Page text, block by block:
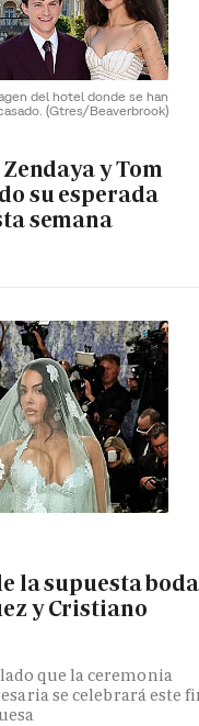
del hotel donde se han
(Gtres/Beaverbrook)
y Tom
su esperada
semana
la supuesta boda
y Cristiano
que la ceremonia
se celebrará este